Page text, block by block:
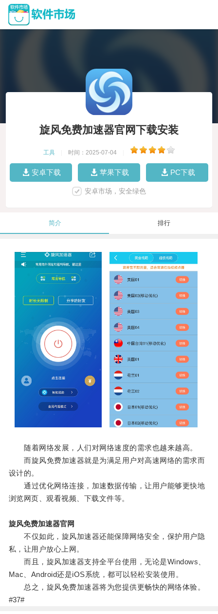
旋风免费加速器官网下载安装
工具 时间：2025-07-04
安卓下载 苹果下载 PC下载
安卓市场，安全绿色
简介 排行
随着网络发展，人们对网络速度的需求也越来越高。
而旋风免费加速器就是为满足用户对高速网络的需求而
设计的。
通过优化网络连接，加速数据传输，让用户能够更快地
浏览网页、观看视频、下载文件等。
旋风免费加速器官网
不仅如此，旋风加速器还能保障网络安全，保护用户隐
私，让用户放心上网。
而且，旋风加速器支持全平台使用，无论是Windows、
Mac、Android还是iOS系统，都可以轻松安装使用。
总之，旋风免费加速器将为您提供更畅快的网络体验。
#37#